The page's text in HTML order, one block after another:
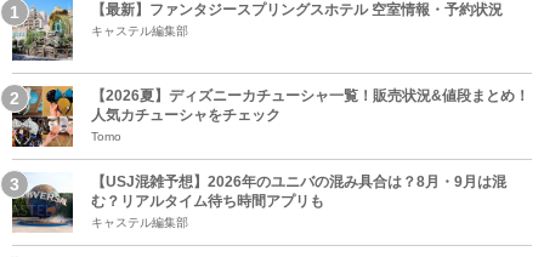
【最新】ファンタジースプリングスホテル 空室情報・予約状況
キャステル編集部
【2026夏】ディズニーカチューシャ一覧！販売状況&値段まとめ！
人気カチューシャをチェック
Tomo
【USJ混雑予想】2026年のユニバの混み具合は？8月・9月は混
む？リアルタイム待ち時間アプリも
キャステル編集部